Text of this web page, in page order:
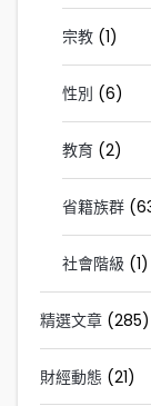
宗教 (1)
性別 (6)
教育 (2)
省籍族群
社會階級 (1)
精選文章 (285)
財經動態 (21)